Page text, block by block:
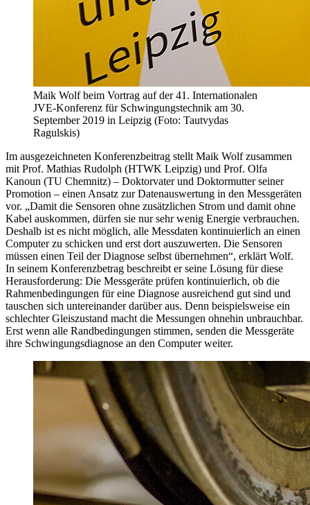
Maik Wolf beim Vortrag auf der 41. Internationalen
JVE-Konferenz für Schwingungstechnik am 30.
September 2019 in Leipzig (Foto: Tautvydas
Ragulskis)
Im ausgezeichneten Konferenzbeitrag stellt Maik Wolf zusammen
mit Prof. Mathias Rudolph (HTWK Leipzig) und Prof. Olfa
Kanoun (TU Chemnitz) – Doktorvater und Doktormutter seiner
Promotion – einen Ansatz zur Datenauswertung in den Messgeräten
vor. „Damit die Sensoren ohne zusätzlichen Strom und damit ohne
Kabel auskommen, dürfen sie nur sehr wenig Energie verbrauchen.
Deshalb ist es nicht möglich, alle Messdaten kontinuierlich an einen
Computer zu schicken und erst dort auszuwerten. Die Sensoren
müssen einen Teil der Diagnose selbst übernehmen“, erklärt Wolf.
In seinem Konferenzbetrag beschreibt er seine Lösung für diese
Herausforderung: Die Messgeräte prüfen kontinuierlich, ob die
Rahmenbedingungen für eine Diagnose ausreichend gut sind und
tauschen sich untereinander darüber aus. Denn beispielsweise ein
schlechter Gleiszustand macht die Messungen ohnehin unbrauchbar.
Erst wenn alle Randbedingungen stimmen, senden die Messgeräte
ihre Schwingungsdiagnose an den Computer weiter.